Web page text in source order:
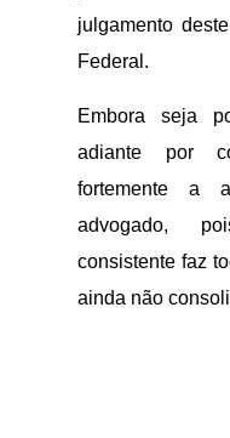
julgamento
Federal.
Embora seja
adiante por
fortemente a
advogado,
consistente faz
ainda não